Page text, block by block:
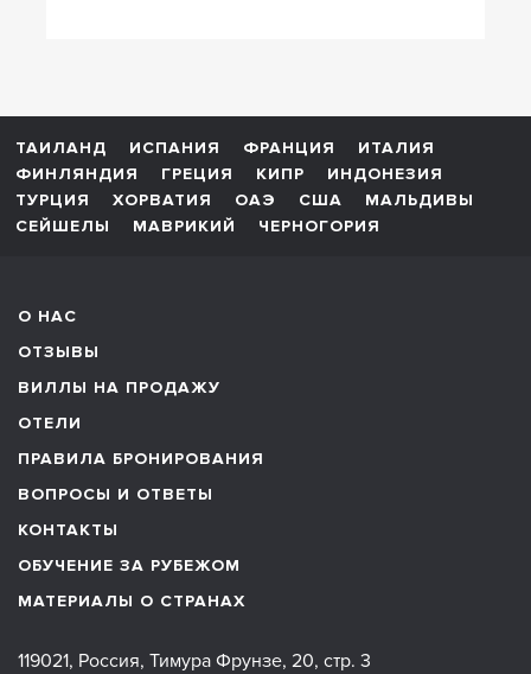
ТАИЛАНД ИСПАНИЯ ФРАНЦИЯ
ИТАЛИЯ
ФИНЛЯНДИЯ
ГРЕЦИЯ КИПР
ИНДОНЕЗИЯ
ТУРЦИЯ
ХОРВАТИЯ ОАЭ США
МАЛЬДИВЫ
СЕЙШЕЛЫ
МАВРИКИЙ ЧЕРНОГОРИЯ
О НАС
ОТЗЫВЫ
ВИЛЛЫ НА ПРОДАЖУ
ОТЕЛИ
ПРАВИЛА БРОНИРОВАНИЯ
ВОПРОСЫ И ОТВЕТЫ
КОНТАКТЫ
ОБУЧЕНИЕ ЗА РУБЕЖОМ
МАТЕРИАЛЫ О СТРАНАХ
119021, Россия, Тимура Фрунзе, 20, стр. 3